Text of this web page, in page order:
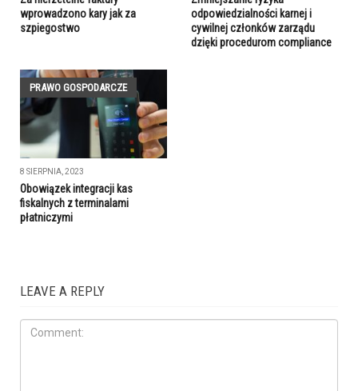
wprowadzono kary jak za
szpiegostwo
odpowiedzialności karnej i
cywilnej członków zarządu
dzięki procedurom compliance
PRAWO GOSPODARCZE
8 SIERPNIA, 2023
Obowiązek integracji kas
fiskalnych z terminalami
płatniczymi
LEAVE A REPLY